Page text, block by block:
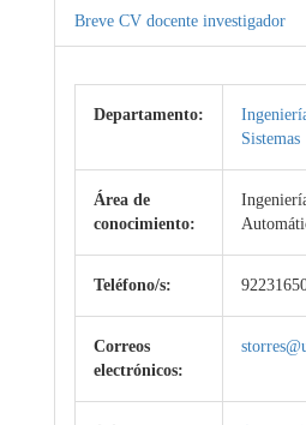
Breve CV docente investigador
Departamento:
Sistemas
Área de
conocimiento:
Teléfono/s:
Correos
electrónicos: